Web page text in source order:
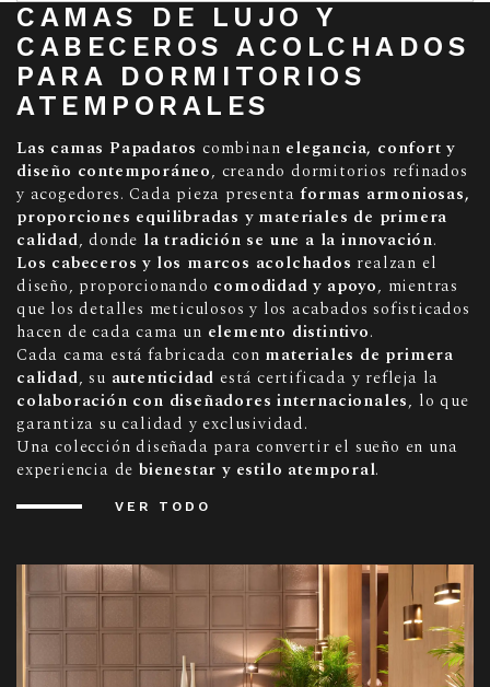
CAMAS DE LUJO Y
CABECEROS ACOLCHADOS
PARA DORMITORIOS
ATEMPORALES
Las camas Papadatos combinan elegancia, confort y
diseño contemporáneo, creando dormitorios refinados
y acogedores. Cada pieza presentaformas armoniosas,
proporciones equilibradas y materiales de primera
calidad, donde la tradición se une a la innovación.
Los cabeceros y los marcos acolchados realzan el
diseño, proporcionando comodidad y apoyo, mientras
que los detalles meticulosos y los acabados sofisticados
hacen de cada cama un elemento distintivo.
Cada cama está fabricada con materiales de primera
calidad, su autenticidad está certificada y refleja la
colaboración con diseñadores internacionales, lo que
garantiza su calidad y exclusividad.
Una colección diseñada para convertir el sueño en una
experiencia debienestar y estilo atemporal.
VER TODO